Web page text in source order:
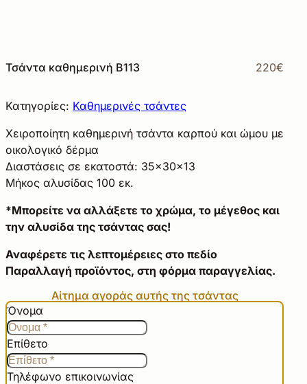
Τσάντα καθημερινή Β113 220€
Κατηγορίες: Καθημερινές τσάντες
Χειροποίητη καθημερινή τσάντα καρπού και ώμου με
οικολογικό δέρμα
Διαστάσεις σε εκατοστά: 35×30×13
Μήκος αλυσίδας 100 εκ.
*Μπορείτε να αλλάξετε το χρώμα, το μέγεθος και
την αλυσίδα της τσάντας σας!
Αναφέρετε τις λεπτομέρειες στο πεδίο
Παραλλαγή προϊόντος, στη φόρμα παραγγελίας.
Αίτημα αγοράς αυτής της τσάντας
Όνομα
Επίθετο
Τηλέφωνο επικοινωνίας